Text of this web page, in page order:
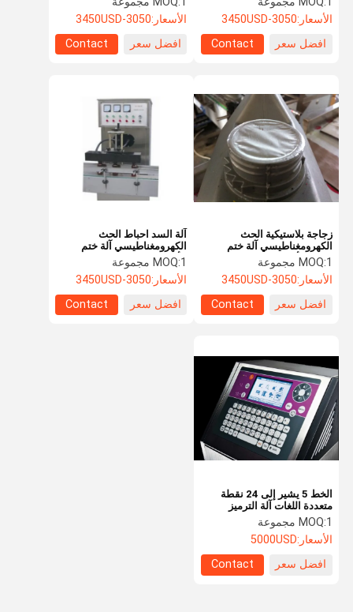
مراقبة الجودة اتصل بنا
الأسعار:3050-3450USD
افضل سعر
Contact
الأسعار:3050-3450USD
افضل سعر
Contact
زجاجة بلاستيكية الحث
الكهرومغناطيسي آلة ختم
فولت
MOQ:1 مجموعة
الأسعار:3050-3450USD
افضل سعر
Contact
آلة السد احباط الحث
الكهرومغناطيسي آلة ختم
الألومنيوم 3Kw
MOQ:1 مجموعة
الأسعار:3050-3450USD
افضل سعر
Contact
الخط 5 يشير إلى 24 نقطة
متعددة اللغات آلة الترميز
التلقائي 18.5 كجم
MOQ:1 مجموعة
الأسعار:5000USD
افضل سعر
Contact